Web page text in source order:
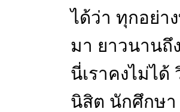
ได้ว่า ทุกอย่า
มา ยาวนานถึ
นี่เราคงไม่ไ
นิสิต นักศึกษา